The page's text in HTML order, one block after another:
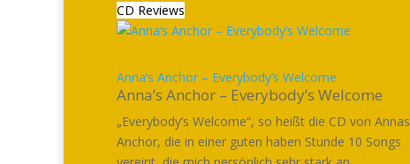
CD Reviews
Anna’s Anchor – Everybody’s Welcome
Anna’s Anchor – Everybody’s Welcome
„Everybody’s Welcome“, so heißt die CD von Annas
Anchor, die in einer guten haben Stunde 10 Songs